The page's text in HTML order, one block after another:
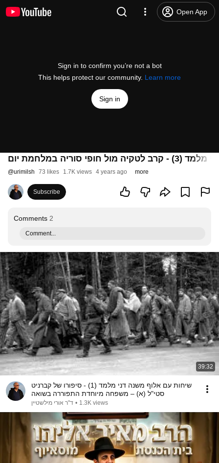
Open App
Sign in to confirm you’re not a bot
This helps protect our community. Learn more
Sign in
סוריה במלחמת יום
@urimilsh 73 likes 1.7K views 4 years ago more
Subscribe
Comments 2
Comment...
39:32
שיחות עם אלוף משנה דני מלמד (1) - סיפורו של קברניט
סטי"ל (א) – משפחה מיוחדת התפוררה בשואה
ד"ר אורי מילשטיין • 1.3K views